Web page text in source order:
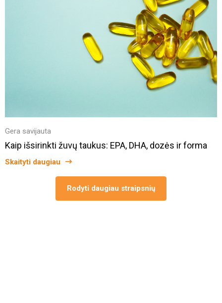
Gera savijauta
Kaip išsirinkti žuvų taukus: EPA, DHA, dozės ir forma
Skaityti daugiau
Rodyti daugiau straipsnių